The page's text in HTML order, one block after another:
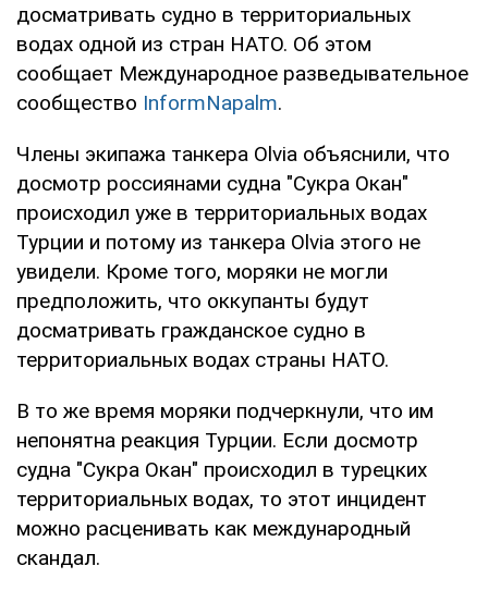
досматривать судно в территориальных
водах одной из стран НАТО. Об этом
сообщает Международное разведывательное
сообщество InformNapalm.
Члены экипажа танкера Olvia объяснили, что
досмотр россиянами судна "Сукра Окан"
происходил уже в территориальных водах
Турции и потому из танкера Olvia этого не
увидели. Кроме того, моряки не могли
предположить, что оккупанты будут
досматривать гражданское судно в
территориальных водах страны НАТО.
В то же время моряки подчеркнули, что им
непонятна реакция Турции. Если досмотр
судна "Сукра Окан" происходил в турецких
территориальных водах, то этот инцидент
можно расценивать как международный
скандал.